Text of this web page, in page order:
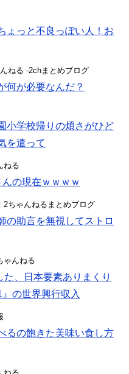
ょっと不良っぽい人！お
ねる -2chまとめブログ
何が必要なんだ？
小学校帰りの煩さがひど
を遣って
ねる
の現在ｗｗｗｗ
2ちゃんねるまとめブログ
の助言を無視してストロ
ゃんねる
、日本要素ありまくり
の世界興行収入
るの飽きた美味い食し方